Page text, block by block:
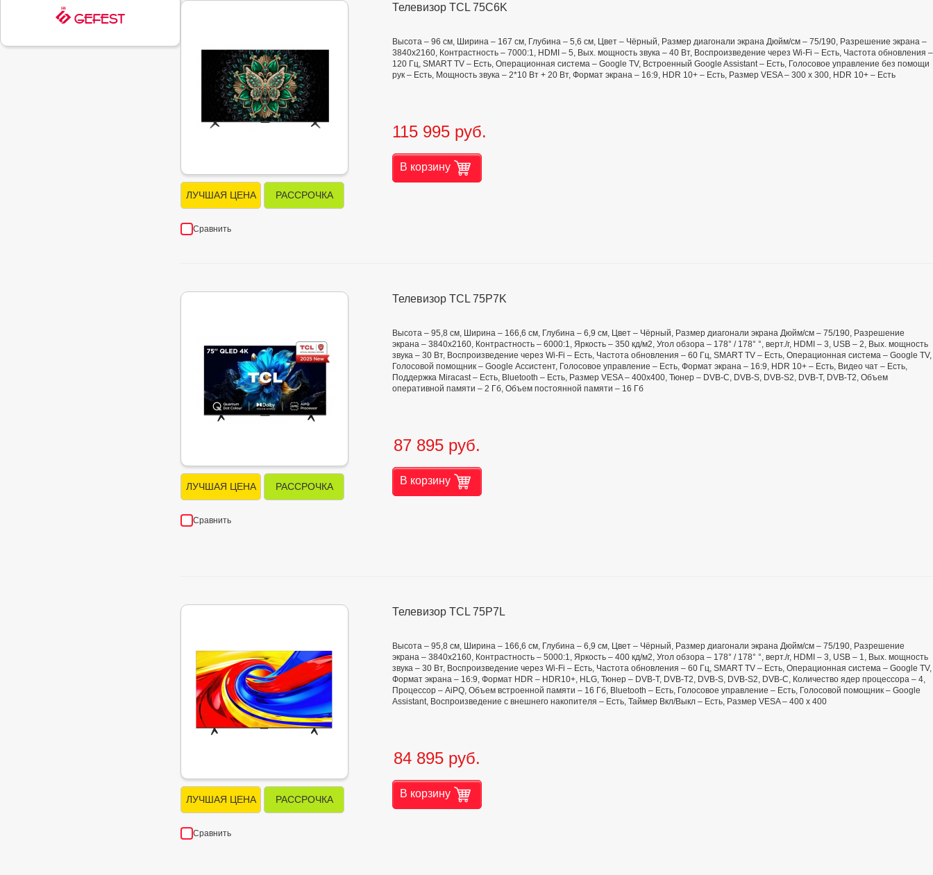
ЛУЧШАЯ ЦЕНА РАССРОЧКА
Сравнить
Телевизор TCL 75C6K
Высота – 96 см, Ширина – 167 см, Глубина – 5,6 см, Цвет – Чёрный, Размер диагонали экрана Дюйм/см – 75/190, Разрешение экрана –
3840x2160, Контрастность – 7000:1, HDMI – 5, Вых. мощность звука – 40 Вт, Воспроизведение через Wi-Fi – Есть, Частота обновления –
120 Гц, SMART TV – Есть, Операционная система – Google TV, Встроенный Google Assistant – Есть, Голосовое управление без помощи
рук – Есть, Мощность звука – 2*10 Вт + 20 Вт, Формат экрана – 16:9, HDR 10+ – Есть, Размер VESA – 300 х 300, HDR 10+ – Есть
115 995 руб.
В корзину
ЛУЧШАЯ ЦЕНА РАССРОЧКА
Сравнить
Телевизор TCL 75P7K
Высота – 95,8 см, Ширина – 166,6 см, Глубина – 6,9 см, Цвет – Чёрный, Размер диагонали экрана Дюйм/см – 75/190, Разрешение
экрана – 3840x2160, Контрастность – 6000:1, Яркость – 350 кд/м2, Угол обзора – 178° / 178° °, верт./г, HDMI – 3, USB – 2, Вых. мощность
звука – 30 Вт, Воспроизведение через Wi-Fi – Есть, Частота обновления – 60 Гц, SMART TV – Есть, Операционная система – Google TV,
Голосовой помощник – Google Ассистент, Голосовое управление – Есть, Формат экрана – 16:9, HDR 10+ – Есть, Видео чат – Есть,
Поддержка Miracast – Есть, Bluetooth – Есть, Размер VESA – 400х400, Тюнер – DVB-C, DVB-S, DVB-S2, DVB-T, DVB-T2, Объем
оперативной памяти – 2 Гб, Объем постоянной памяти – 16 Гб
87 895 руб.
В корзину
ЛУЧШАЯ ЦЕНА РАССРОЧКА
Сравнить
Телевизор TCL 75P7L
Высота – 95,8 см, Ширина – 166,6 см, Глубина – 6,9 см, Цвет – Чёрный, Размер диагонали экрана Дюйм/см – 75/190, Разрешение
экрана – 3840x2160, Контрастность – 5000:1, Яркость – 400 кд/м2, Угол обзора – 178° / 178° °, верт./г, HDMI – 3, USB – 1, Вых. мощность
звука – 30 Вт, Воспроизведение через Wi-Fi – Есть, Частота обновления – 60 Гц, SMART TV – Есть, Операционная система – Google TV,
Формат экрана – 16:9, Формат HDR – HDR10+, HLG, Тюнер – DVB-T, DVB-T2, DVB-S, DVB-S2, DVB-C, Количество ядер процессора – 4,
Процессор – AiPQ, Объем встроенной памяти – 16 Гб, Bluetooth – Есть, Голосовое управление – Есть, Голосовой помощник – Google
Assistant, Воспроизведение с внешнего накопителя – Есть, Таймер Вкл/Выкл – Есть, Размер VESA – 400 х 400
84 895 руб.
В корзину